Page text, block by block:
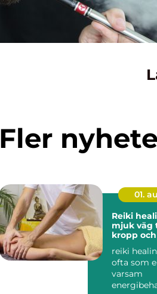
Fler
01.
Reiki
mjuk väg
kropp
reiki
ofta som
varsam